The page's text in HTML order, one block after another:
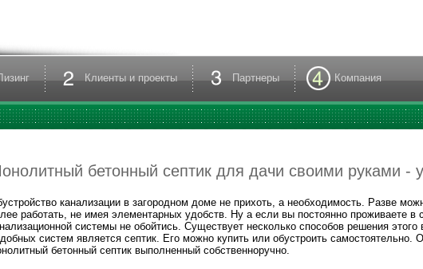
Клиенты и проекты Партнеры Компания
бетонный септик для дачи своими руками -
канализации в загородном доме не прихоть, а необходимость. Разве
работать, не имея элементарных удобств. Ну а если вы постоянно проживаете в
системы не обойтись. Существует несколько способов решения
систем является септик. Его можно купить или обустроить самостоятельно.
бетонный септик выполненный собственноручно.